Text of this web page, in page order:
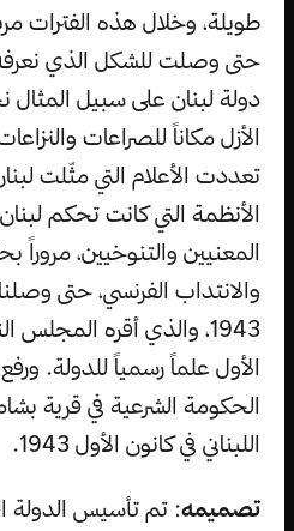
طويلة، وخلال هذه الفترات
حتى وصلت للشكل الذي
دولة لبنان على سبيل المثال
الأزل مكاناً للصراعات
تعددت الأعلام التي مثّلت
الأنظمة التي كانت تحكم
المعنيين والتنوخيين، مروراً
والانتداب الفرنسي، حتى
1943، والذي أقره المجلس
الأول علماً رسمياً للدولة.
الحكومة الشرعية في قرية
اللبناني في كانون الأول 1943.
تصميمه: تم تأسيس الدولة